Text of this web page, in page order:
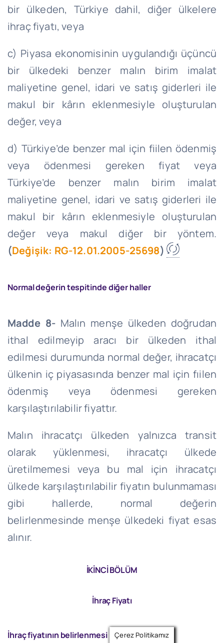
bir ülkeden, Türkiye dahil, diğer ülkelere
ihraç fiyatı, veya
c) Piyasa ekonomisinin uygulandığı üçüncü
bir ülkedeki benzer malın birim imalat
maliyetine genel, idari ve satış giderleri ile
makul bir kârın eklenmesiyle oluşturulan
değer, veya
d) Türkiye’de benzer mal için fiilen ödenmiş
veya ödenmesi gereken fiyat veya
Türkiye’de benzer malın birim imalat
maliyetine genel, idari ve satış giderleri ile
makul bir kârın eklenmesiyle oluşturulan
değer veya makul diğer bir yöntem.
(Değişik: RG-12.01.2005-25698)
Normal değerin tespitinde diğer haller
Madde 8-Malın menşe ülkeden doğrudan
ithal edilmeyip aracı bir ülkeden ithal
edilmesi durumunda normal değer, ihracatçı
ülkenin iç piyasasında benzer mal için fıilen
ödenmiş veya ödenmesi gereken
karşılaştırılabilir fiyattır.
Malın ihracatçı ülkeden yalnızca transit
olarak yüklenmesi, ihracatçı ülkede
üretilmemesi veya bu mal için ihracatçı
ülkede karşılaştırılabilir fiyatın bulunmaması
gibi hallerde, normal değerin
belirlenmesinde menşe ülkedeki fiyat esas
alınır.
İKİNCİ BÖLÜM
İhraç Fiyatı
İhraç fiyatının belirlenmesi Çerez Politikamız